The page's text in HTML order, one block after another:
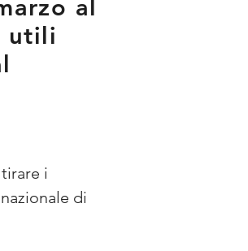
al
utili
i
di